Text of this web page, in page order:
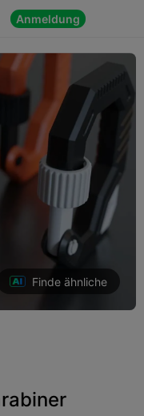
Anmeldung
 
Finde ähnliche